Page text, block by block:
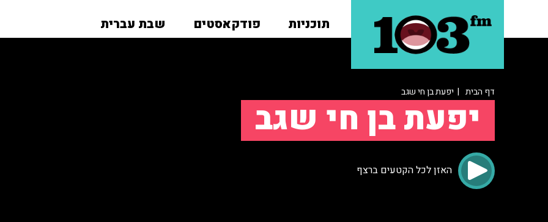
תוכניות פודקאסטים שבת עברית
דף הבית | יפעת בן חי שגב
יפעת בן חי שגב
האזן לכל הקטעים ברצף